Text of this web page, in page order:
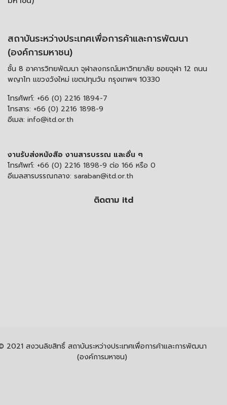
สถาบันระหว่างประเทศเพื่อการค้าและการพัฒนา
(องค์การมหาชน)
ชั้น 8 อาคารวิทยพัฒนา จุฬาลงกรณ์มหาวิทยาลัย ซอยจุฬา 12 ถนน
พญาไท แขวงวังใหม่ เขตปทุมวัน กรุงเทพฯ 10330
โทรศัพท์: +66 (0) 2216 1894-7
โทรสาร: +66 (0) 2216 1898-9
อีเมล: info@itd.or.th
งานรับส่งหนังสือ งานสารบรรณ และอื่น ๆ
โทรศัพท์: +66 (0) 2216 1898-9 ต่อ 166 หรือ 0
อีเมลสารบรรณกลาง: saraban@itd.or.th
ติดตาม itd
2021 สงวนลิขสิทธิ์ สถาบันระหว่างประเทศเพื่อการค้าและการพัฒนา
(องค์การมหาชน)